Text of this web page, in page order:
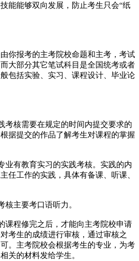
能能够双向发展，防止考生只会“纸
你报考的主考院校命题和主考，考试
大部分其它笔试科目是全国统考或者
包括实验、实习、课程设计、毕业论
考核需要在规定的时间内提交要求的
据提交的作品了解考生对课程的掌握
业有教育实习的实践考核。实践的内
任工作的实践，具体有备课、听课、
核主要考口语听力。
课程修完之后，才能向主考院校申请
考生的成绩进行审核，通过审核之
。主考院校会根据考生的专业，为考
关的材料发给学生。